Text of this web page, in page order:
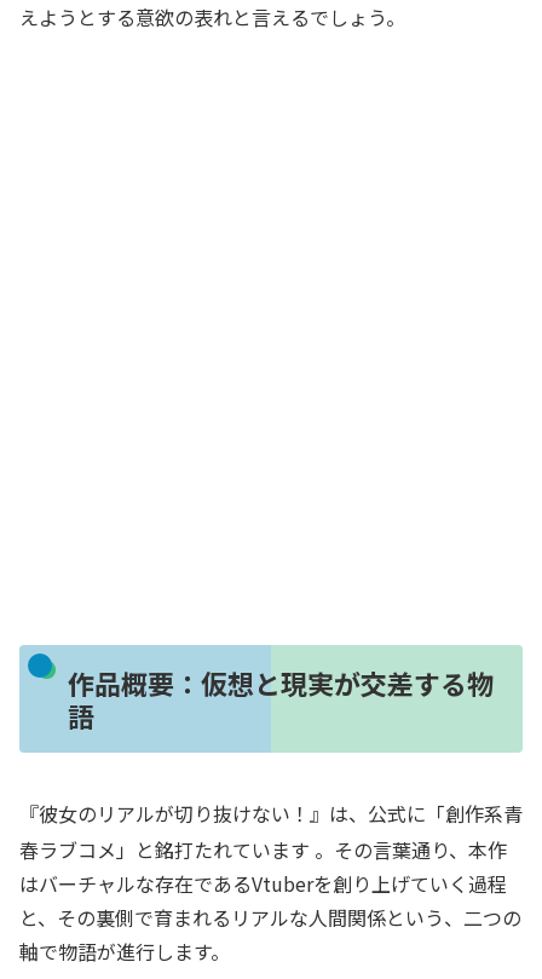
えようとする意欲の表れと言えるでしょう。
作品概要：仮想と現実が交差する物
語
『彼女のリアルが切り抜けない！』は、公式に「創作系青
春ラブコメ」と銘打たれています 。その言葉通り、本作
はバーチャルな存在であるVtuberを創り上げていく過程
と、その裏側で育まれるリアルな人間関係という、二つの
軸で物語が進行します。